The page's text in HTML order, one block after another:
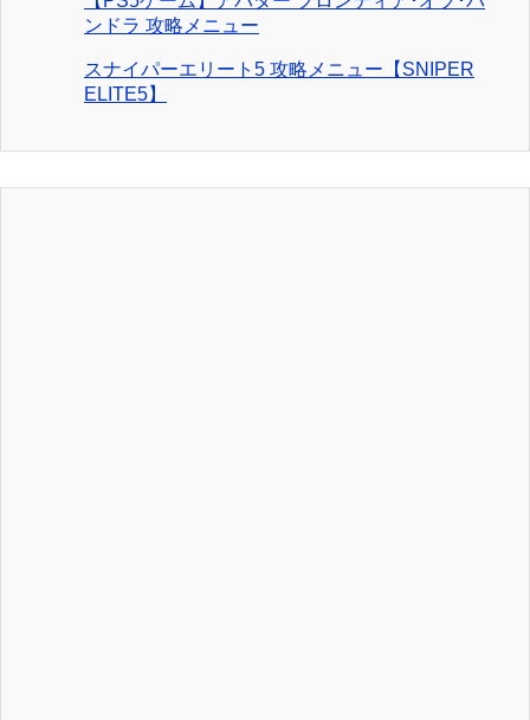
ンドラ 攻略メニュー
スナイパーエリート5 攻略メニュー【SNIPER
ELITE5】